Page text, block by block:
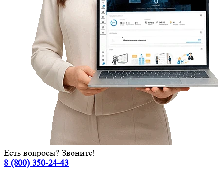
Есть вопросы? Звоните!
8 (800) 350-24-43